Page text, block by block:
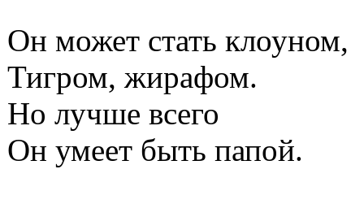
Он может стать клоуном,
Тигром, жирафом.
Но лучше всего
Он умеет быть папой.